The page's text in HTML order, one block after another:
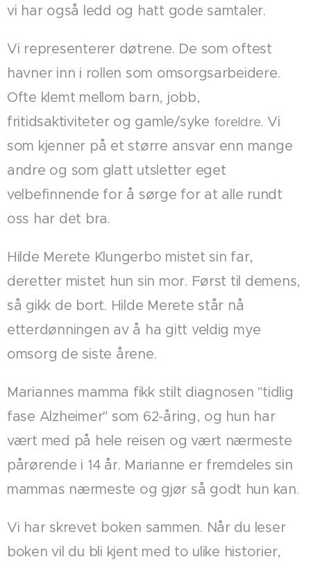
vi har også ledd og hatt gode samtaler.
Vi representerer døtrene. De som oftest
havner inn i rollen som omsorgsarbeidere.
Ofte klemt mellom barn, jobb,
fritidsaktiviteter og gamle/syke foreldre. Vi
som kjenner på et større ansvar enn mange
andre og som glatt utsletter eget
velbefinnende for å sørge for at alle rundt
oss har det bra.
Hilde Merete Klungerbo mistet sin far,
deretter mistet hun sin mor. Først til demens,
så gikk de bort. Hilde Merete står nå
etterdønningen av å ha gitt veldig mye
omsorg de siste årene.
Mariannes mamma fikk stilt diagnosen "tidlig
fase Alzheimer" som 62-åring, og hun har
vært med på hele reisen og vært nærmeste
pårørende i 14 år. Marianne er fremdeles sin
mammas nærmeste og gjør så godt hun kan.
Vi har skrevet boken sammen. Når du leser
boken vil du bli kjent med to ulike historier,